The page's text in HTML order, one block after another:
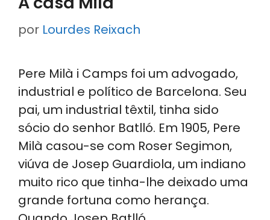
por Lourdes Reixach
Pere Milà i Camps foi um advogado,
industrial e político de Barcelona. Seu
pai, um industrial têxtil, tinha sido
sócio do senhor Batlló. Em 1905, Pere
Milà casou-se com Roser Segimon,
viúva de Josep Guardiola, um indiano
muito rico que tinha-lhe deixado uma
grande fortuna como herança.